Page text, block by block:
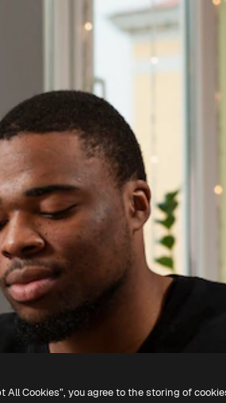
All Cookies”, you agree to the storing of